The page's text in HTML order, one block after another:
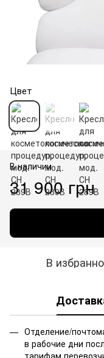
Цвет
В наличии
31 900 грн
В
Отделение/
в рабочие дни
тарифам